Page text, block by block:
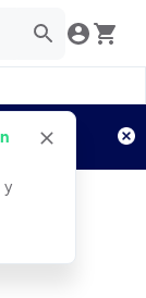
y
TyC